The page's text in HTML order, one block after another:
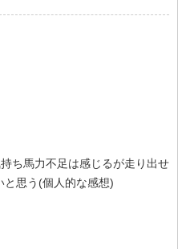
ち馬力不足は感じるが走り出せ
と思う(個人的な感想)